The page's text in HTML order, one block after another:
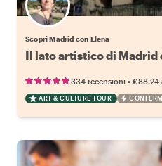
Scopri Madrid con Elena
Il lato artistico di Madrid
334 recensioni • €88.24
ART & CULTURE TOUR